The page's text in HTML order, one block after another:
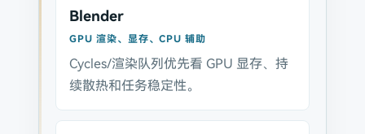
Blender
GPU 渲染、显存、CPU 辅助
Cycles/渲染队列优先看 GPU 显存、持
续散热和任务稳定性。